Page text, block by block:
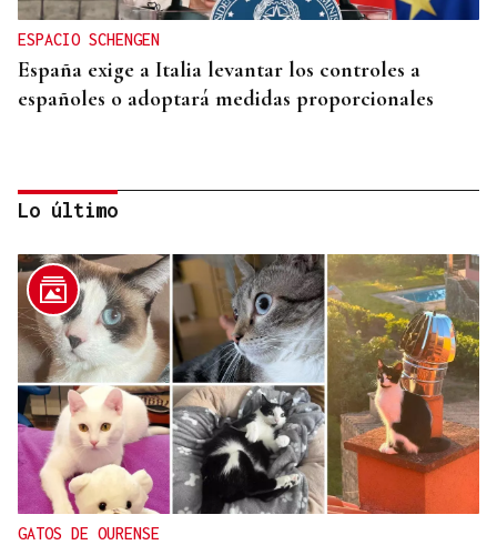
ESPACIO SCHENGEN
España exige a Italia levantar los controles a
españoles o adoptará medidas proporcionales
DAR EXPLICACIONES
Los ministros Robles, Marlaska, Albares y Bolaños
comparecerán en el Congreso para explicar la
crisis migratoria en Ceuta
Lo último
GATOS DE OURENSE